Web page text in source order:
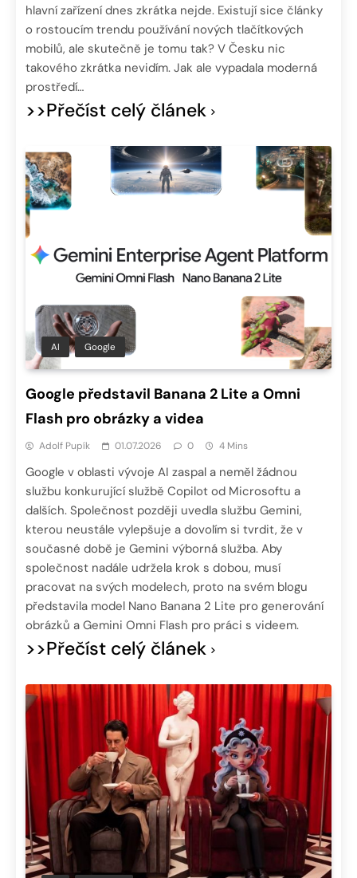
hlavní zařízení dnes zkrátka nejde. Existují sice články
o rostoucím trendu používání nových tlačítkových
mobilů, ale skutečně je tomu tak? V Česku nic
takového zkrátka nevidím. Jak ale vypadala moderná
prostředí…
>>Přečíst celý článek
AI Google
Google představil Banana 2 Lite a Omni
Flash pro obrázky a videa
Adolf Pupík 01.07.2026 0 4 Mins
Google v oblasti vývoje AI zaspal a neměl žádnou
službu konkurující službě Copilot od Microsoftu a
dalších. Společnost později uvedla službu Gemini,
kterou neustále vylepšuje a dovolím si tvrdit, že v
současné době je Gemini výborná služba. Aby
společnost nadále udržela krok s dobou, musí
pracovat na svých modelech, proto na svém blogu
představila model Nano Banana 2 Lite pro generování
obrázků a Gemini Omni Flash pro práci s videem.
>>Přečíst celý článek